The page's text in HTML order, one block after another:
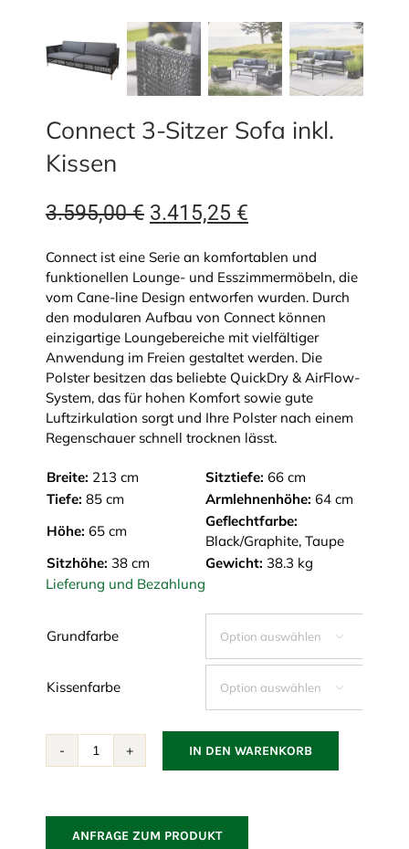
Connect 3-Sitzer Sofa inkl.
Kissen
3.595,00€ Ursprünglicher
war:
3.595,00 €
3.415,25 €Aktueller
ist:
3.415,25 €.
Connect ist eine Serie an komfortablen und
funktionellen Lounge- und Esszimmermöbeln, die
vom Cane-line Design entworfen wurden. Durch
den modularen Aufbau von Connect können
einzigartige Loungebereiche mit vielfältiger
Anwendung im Freien gestaltet werden. Die
Polster besitzen das beliebte QuickDry & AirFlow-
System, das für hohen Komfort sowie gute
Luftzirkulation sorgt und Ihre Polster nach einem
Regenschauer schnell trocknen lässt.
Breite: 213 cm Sitztiefe: 66 cm
Tiefe: 85 cm Armlehnenhöhe: 64 cm
Höhe: 65 cm
Geflechtfarbe:
Black/Graphite, Taupe
Sitzhöhe: 38 cm Gewicht: 38.3 kg
Lieferung und Bezahlung
Grundfarbe 
Kissenfarbe 
Connect
Sofa
inkl.
IN DEN WARENKORB
ANFRAGE ZUM PRODUKT